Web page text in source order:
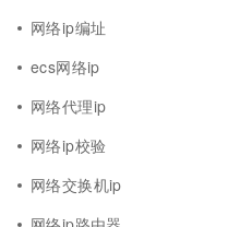
网络ip编址
ecs网络ip
网络代理ip
网络ip校验
网络交换机ip